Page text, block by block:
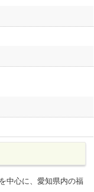
中心に、愛知県内の福